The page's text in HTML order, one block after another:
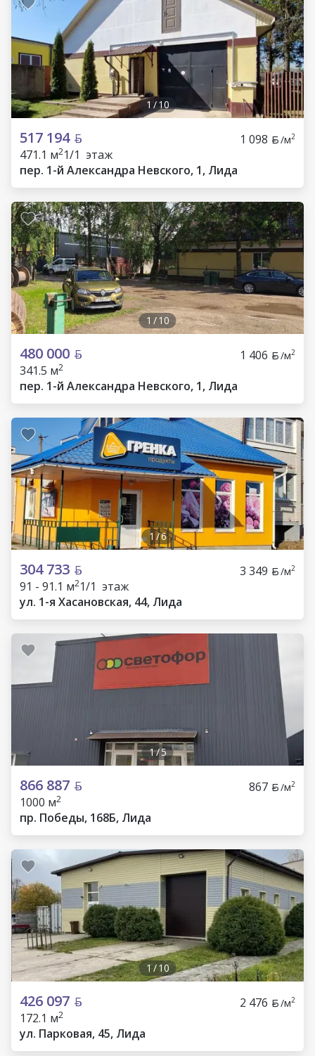
1 /10
517 194 1 098 /м2
471.1 м21/1 этаж
пер. 1-й Александра Невского, 1, Лида
1 /10
480 000 1 406 /м2
341.5 м2
пер. 1-й Александра Невского, 1, Лида
1 /6
304 733 3 349 /м2
91 - 91.1 м21/1 этаж
ул. 1-я Хасановская, 44, Лида
1/5
866 887 867 /м2
1000 м2
пр. Победы, 168Б, Лида
1/10
426 097 2 476 /м2
172.1 м2
ул. Парковая, 45, Лида